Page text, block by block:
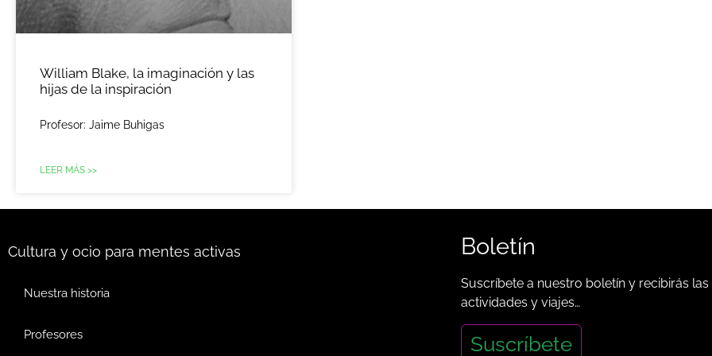
William Blake, la imaginación y las
hijas de la inspiración
Profesor: Jaime Buhigas
LEER MÁS >>
Cultura y ocio para mentes activas
Nuestra historia
Profesores
Boletín
Suscríbete a nuestro boletín y recibirás
actividades y viajes…
Suscríbete